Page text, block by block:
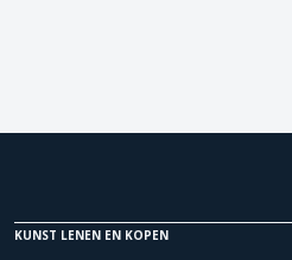
KUNST LENEN EN KOPEN